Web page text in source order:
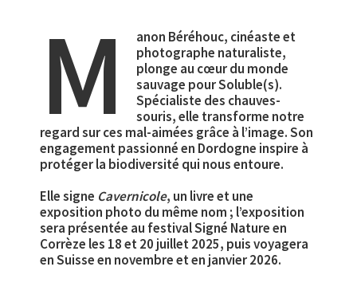
M
anon Béréhouc, cinéaste et
photographe naturaliste,
plonge au cœur du monde
sauvage pour Soluble(s).
Spécialiste des chauves-
souris, elle transforme notre
regard sur ces mal-aimées grâce à l’image. Son
engagement passionné en Dordogne inspire à
protéger la biodiversité qui nous entoure.
Elle signe Cavernicole, un livre et une
exposition photo du même nom ; l’exposition
sera présentée au festival Signé Nature en
Corrèze les 18 et 20 juillet 2025, puis voyagera
en Suisse en novembre et en janvier 2026.